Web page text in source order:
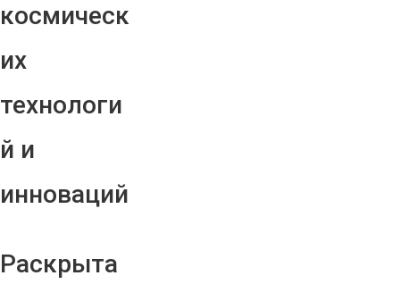
космическ
их
технологи
й и
инноваций
Раскрыта